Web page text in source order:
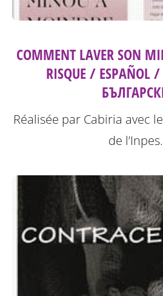
COMMENT LAVER SON
RISQUE / ESPAÑOL
Réalisée par Cabiria avec
de l’Inpes.